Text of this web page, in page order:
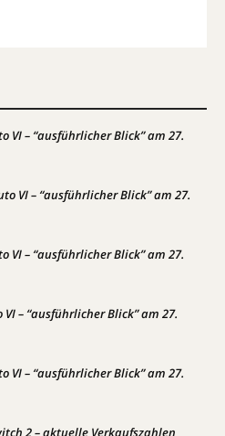
VI – “ausführlicher Blick” am 27.
VI – “ausführlicher Blick” am 27.
VI – “ausführlicher Blick” am 27.
– “ausführlicher Blick” am 27.
VI – “ausführlicher Blick” am 27.
2 – aktuelle Verkaufszahlen